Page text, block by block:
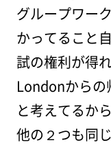
グループワー
かってること
試の権利が得
Londonからの
と考えてるか
他の２つも同